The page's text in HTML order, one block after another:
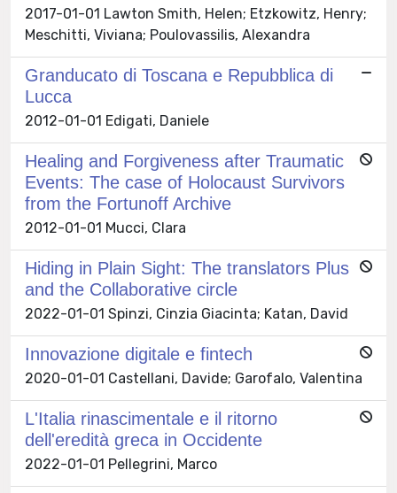
2017-01-01 Lawton Smith, Helen; Etzkowitz, Henry;
Meschitti, Viviana; Poulovassilis, Alexandra
Granducato di Toscana e Repubblica di
Lucca
2012-01-01 Edigati, Daniele
Healing and Forgiveness after Traumatic
Events: The case of Holocaust Survivors
from the Fortunoff Archive
2012-01-01 Mucci, Clara
Hiding in Plain Sight: The translators Plus
and the Collaborative circle
2022-01-01 Spinzi, Cinzia Giacinta; Katan, David
Innovazione digitale e fintech
2020-01-01 Castellani, Davide; Garofalo, Valentina
L'Italia rinascimentale e il ritorno
dell'eredità greca in Occidente
2022-01-01 Pellegrini, Marco